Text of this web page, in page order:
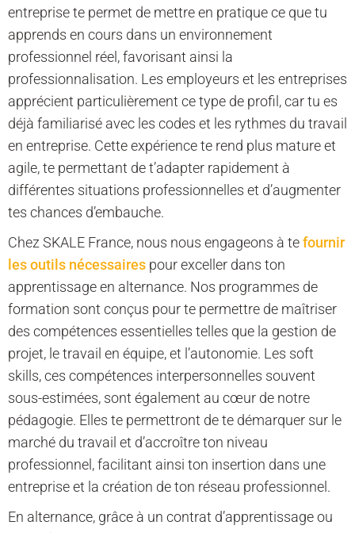
entreprise te permet de mettre en pratique ce que tu
apprends en cours dans un environnement
professionnel réel, favorisant ainsi la
professionnalisation. Les employeurs et les entreprises
apprécient particulièrement ce type de profil, car tu es
déjà familiarisé avec les codes et les rythmes du travail
en entreprise. Cette expérience te rend plus mature et
agile, te permettant de t’adapter rapidement à
différentes situations professionnelles et d’augmenter
tes chances d’embauche.
Chez SKALE France, nous nous engageons à tefournir
les outils nécessaires pour exceller dans ton
apprentissage en alternance. Nos programmes de
formation sont conçus pour te permettre de maîtriser
des compétences essentielles telles que la gestion de
projet, le travail en équipe, et l’autonomie. Les soft
skills, ces compétences interpersonnelles souvent
sous-estimées, sont également au cœur de notre
pédagogie. Elles te permettront de te démarquer sur le
marché du travail et d’accroître ton niveau
professionnel, facilitant ainsi ton insertion dans une
entreprise et la création de ton réseau professionnel.
En alternance, grâce à un contrat d’apprentissage ou